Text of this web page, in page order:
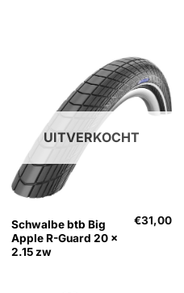
UITVERKOCHT
Schwalbe btb Big
Apple R-Guard 20 x
2.15 zw
€31,00